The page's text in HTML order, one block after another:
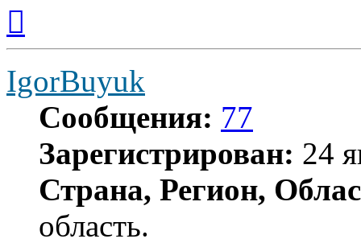
началу
IgorBuyuk
Сообщения: 77
Зарегистрирован: 24
Страна, Регион,
область.